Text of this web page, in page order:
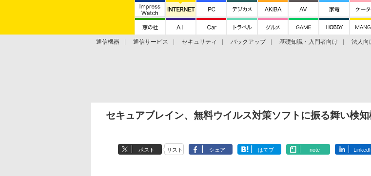
通信機器 通信サービス セキュリティ バックアップ 基礎知識・入門者向け 法人向
セキュアブレイン、無料ウイルス対策ソフトに振る舞い検
ポスト リスト シェア はてブ note